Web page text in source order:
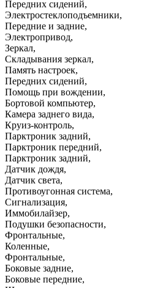
Передних сидений,
Электростеклоподъемники,
Передние и задние,
Электропривод,
Зеркал,
Складывания зеркал,
Память настроек,
Передних сидений,
Помощь при вождении,
Бортовой компьютер,
Камера заднего вида,
Круиз-контроль,
Парктроник задний,
Парктроник передний,
Парктроник задний,
Датчик дождя,
Датчик света,
Противоугонная система,
Сигнализация,
Иммобилайзер,
Подушки безопасности,
Фронтальные,
Коленные,
Фронтальные,
Боковые задние,
Боковые передние,